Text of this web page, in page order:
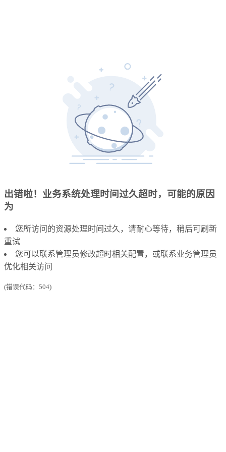
出错啦！业务系统处理时间过久超时，可能的原因
为
您所访问的资源处理时间过久，请耐心等待，稍后可刷新
重试
您可以联系管理员修改超时相关配置，或联系业务管理员
优化相关访问
(错误代码：504)